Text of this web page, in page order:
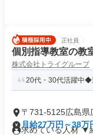
正社員
個別指導教室の教
株式会社トライグループ
20代・30代活躍中◆
〒731-5125広島県
月給27万円～38万
求めている人材 ▼